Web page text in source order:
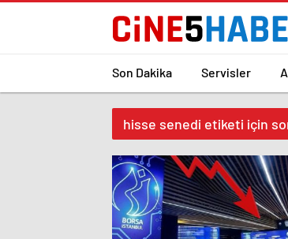
Son Dakika Servisler
hisse senedi etiketi için